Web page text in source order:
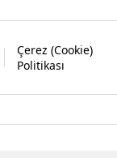
Çerez (Cookie)
Politikası